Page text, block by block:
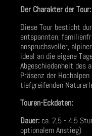
Der Charakter der Tour:
Diese Tour besticht
entspannten,
anspruchsvoller,
ideal an die eigene
Abgeschiedenheit des
Präsenz der
tiefgreifenden
Touren-Eckdaten:
Dauer: ca. 2,5 - 4,5
optionalem Anstieg)